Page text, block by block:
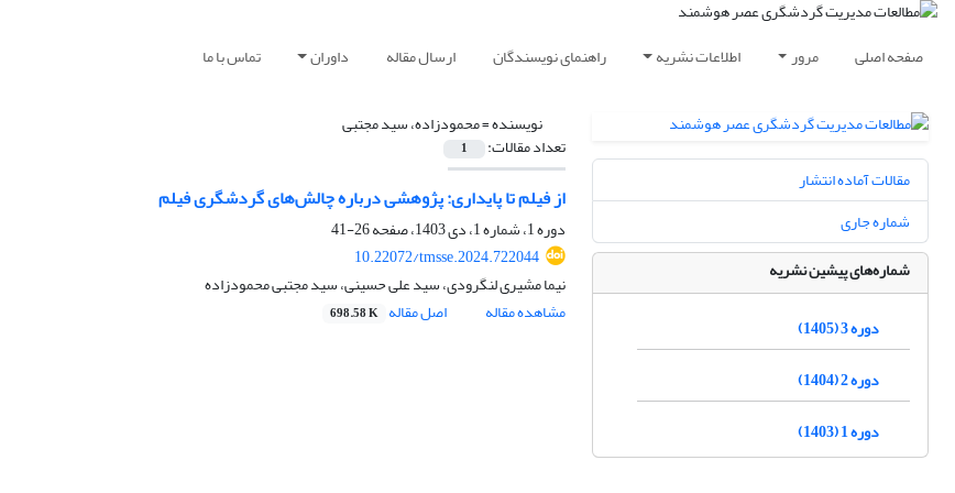
صفحه اصلی مرور اطلاعات نشریه راهنمای نویسندگان ارسال مقاله داوران تماس با ما
نویسنده =محمودزاده، سید مجتبی
تعداد مقالات: 1
از فیلم تا پایداری: پژوهشی درباره چالش‌های گردشگری فیلم
دوره 1، شماره 1، دی 1403، صفحه
26-41
10.22072/tmsse.2024.722044
نیما مشیری لنگرودی، سید علی حسینی، سید مجتبی محمودزاده
مشاهده مقاله
اصل مقاله 698.58 K
مقالات آماده انتشار
شماره جاری
شماره‌های پیشین نشریه
دوره 3 (1405)
دوره 2 (1404)
دوره 1 (1403)